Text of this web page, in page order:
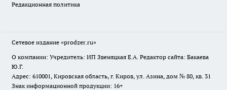
Редакционная политика
Сетевое издание «prodzer.ru»
О компании: Учредитель: ИП Звеняцкая Е.А. Редактор сайта: Бакаева
Ю.Г.
Адрес: 610001, Кировская область, г. Киров, ул. Азина, дом № 80, кв. 31
Знак информационной продукции: 16+